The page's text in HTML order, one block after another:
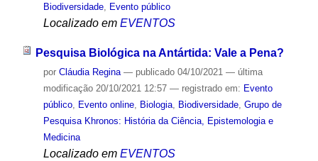
Biodiversidade, Evento público
Localizado em EVENTOS
Pesquisa Biológica na Antártida: Vale a Pena?
por Cláudia Regina — publicado04/10/2021 — última
modificação20/10/2021 12:57 — registrado em: Evento
público, Evento online, Biologia, Biodiversidade, Grupo de
Pesquisa Khronos: História da Ciência, Epistemologia e
Medicina
Localizado em EVENTOS